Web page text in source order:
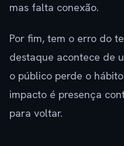
mas falta conexão.
Por fim, tem o erro do
destaque acontece de
o público perde o
impacto é presença
para voltar.